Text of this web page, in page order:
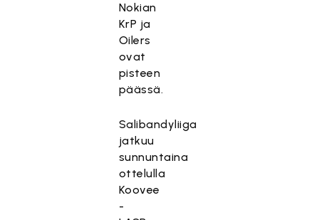
Nokian
KrP ja
Oilers
ovat
pisteen
päässä.
Salibandyliiga
jatkuu
sunnuntaina
ottelulla
Koovee
-